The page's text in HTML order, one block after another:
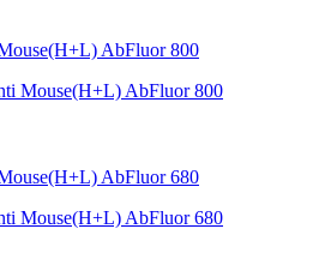
AbFluor 800
AbFluor 680